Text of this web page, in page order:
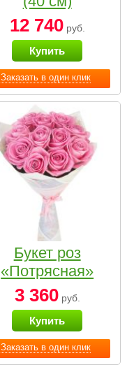
Заказать в один клик
12 740руб.
Купить
Заказать в один клик
Букет роз
«Потрясная»
3 360руб.
Купить